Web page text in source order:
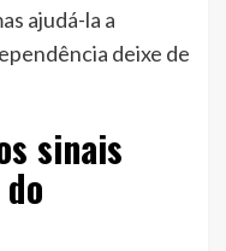
ajudá-la a
deixe de
sinais